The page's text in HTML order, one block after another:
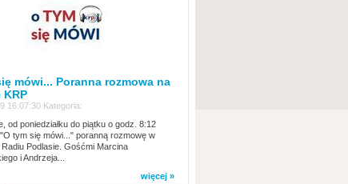
mówi... Poranna rozmowa na
16:07:30 Kategoria:
od poniedziałku do piątku o godz. 8:12
tym się mówi..." poranną rozmowę w
Radiu Podlasie. Gośćmi Marcina
i Andrzeja...
więcej »